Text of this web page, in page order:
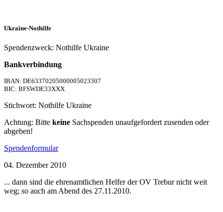
Ukraine-Nothilfe
Spendenzweck: Nothilfe Ukraine
Bankverbindung
IBAN: DE63370205000005023307
BIC: BFSWDE33XXX
Stichwort: Nothilfe Ukraine
Achtung: Bitte keine Sachspenden unaufgefordert zusenden oder
abgeben!
Spendenformular
04. Dezember 2010
... dann sind die ehrenamtlichen Helfer der OV Trebur nicht weit
weg; so auch am Abend des 27.11.2010.